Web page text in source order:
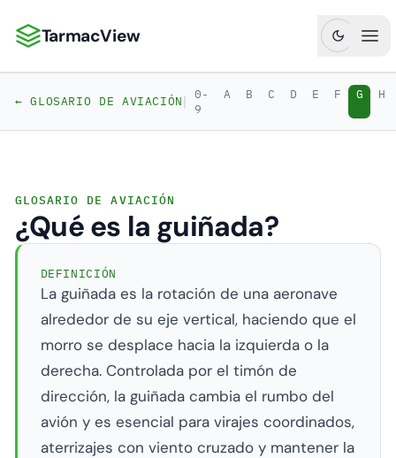
TarmacView: Análisis de Aviación de Precisión
TarmacView
← GLOSARIO DE AVIACIÓN| 0-
9
A B C D E F G H
GLOSARIO DE AVIACIÓN
¿Qué es la guiñada?
DEFINICIÓN
La guiñada es la rotación de una aeronave
alrededor de su eje vertical, haciendo que el
morro se desplace hacia la izquierda o la
derecha. Controlada por el timón de
dirección, la guiñada cambia el rumbo del
avión y es esencial para virajes coordinados,
aterrizajes con viento cruzado y mantener la